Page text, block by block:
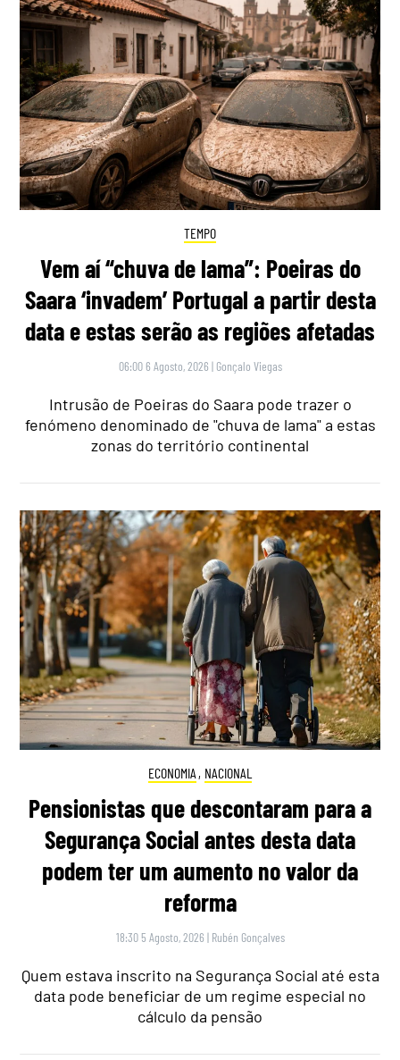
TEMPO
Vem aí “chuva de lama”: Poeiras do
Saara ‘invadem’ Portugal a partir desta
data e estas serão as regiões afetadas
06:00 6 Agosto, 2026 | Gonçalo Viegas
Intrusão de Poeiras do Saara pode trazer o
fenómeno denominado de "chuva de lama" a estas
zonas do território continental
ECONOMIA , NACIONAL
Pensionistas que descontaram para a
Segurança Social antes desta data
podem ter um aumento no valor da
reforma
18:30 5 Agosto, 2026 | Rubén Gonçalves
Quem estava inscrito na Segurança Social até esta
data pode beneficiar de um regime especial no
cálculo da pensão